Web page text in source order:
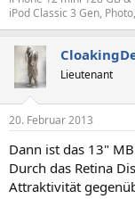
iPod Classic 3 Gen,
Lieutenant
20. Februar 2013
Dann ist das 13"
Durch das Retina
Attraktivität